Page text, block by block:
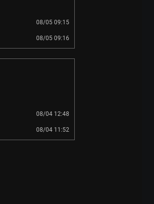
08/05 09:15
08/05 09:16
08/04 12:48
08/04 11:52